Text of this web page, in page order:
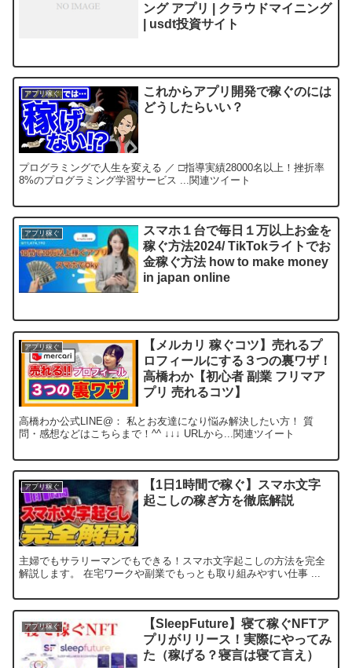
ング アプリ | クラウドマイニング
| usdt投資サイト
アプリ稼ぐ
これからアプリ開発で稼ぐのには
どうしたらいい？
プログラミングで人生を変える ／ □指導実績28000名以上！挫折率
8%のプログラミング学習サービス ...関連ツイート
アプリ稼ぐ
スマホ１台で毎日１万以上お金を
稼ぐ方法2024/ TikTokライトでお
金稼ぐ方法 how to make money
in japan online
アプリ稼ぐ
【メルカリ 稼ぐコツ】売れるプ
ロフィールにする３つの裏ワザ！
高橋わか【初心者 副業 フリマア
プリ 売れるコツ】
高橋わか公式LINE@： 私とお友達になり悩み解決したい方！ 質
問・感想などはこちらまで！^^ ↓↓↓ URLから...関連ツイート
アプリ稼ぐ
【1日1時間で稼ぐ】スマホ文字
起こしの稼ぎ方を徹底解説
主婦でもサラリーマンでもできる！スマホ文字起こしの方法を完全
解説します。 在宅ワークや副業でもっとも取り組みやすい仕事 ...
アプリ稼ぐ
【SleepFuture】寝て稼ぐNFTア
プリがリリース！実際にやってみ
た（稼げる？寝言は寝て言え）